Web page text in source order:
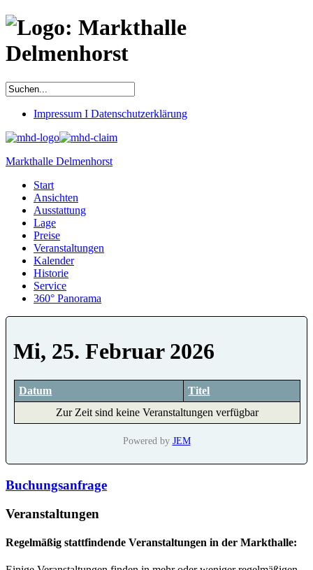
Impressum I Datenschutzerklärung
Markthalle Delmenhorst
Start
Ansichten
Ausstattung
Lage
Preise
Veranstaltungen
Kalender
Historie
Service
360° Panorama
Mi, 25. Februar 2026
Datum
Titel
Zur Zeit sind keine Veranstaltungen verfügbar
Powered by JEM
Buchungsanfrage
Veranstaltungen
Regelmäßig stattfindende Veranstaltungen in der Markthalle: